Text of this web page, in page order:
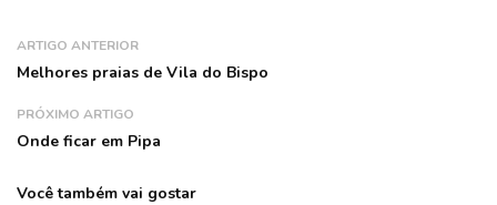
ARTIGO ANTERIOR
Melhores praias de Vila do Bispo
PRÓXIMO ARTIGO
Onde ficar em Pipa
Você também vai gostar